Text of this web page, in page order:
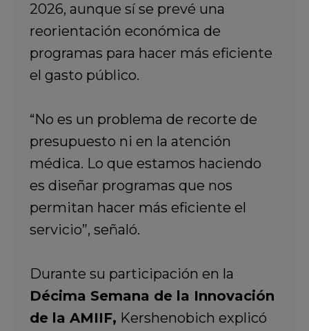
2026, aunque sí se prevé una
reorientación económica de
programas para hacer más eficiente
el gasto público.
“No es un problema de recorte de
presupuesto ni en la atención
médica. Lo que estamos haciendo
es diseñar programas que nos
permitan hacer más eficiente el
servicio”, señaló.
Durante su participación en la
Décima Semana de la Innovación
de la AMIIF, Kershenobich explicó